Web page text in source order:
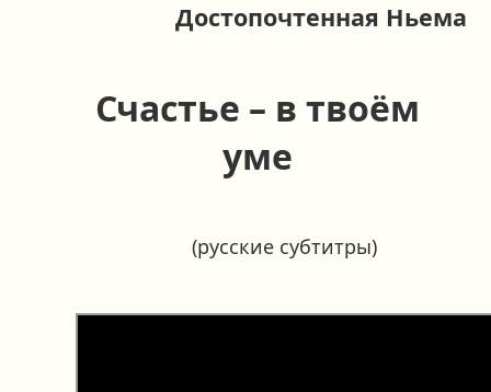
Достопочтенная Ньема
Счастье – в твоём
уме
(русские субтитры)